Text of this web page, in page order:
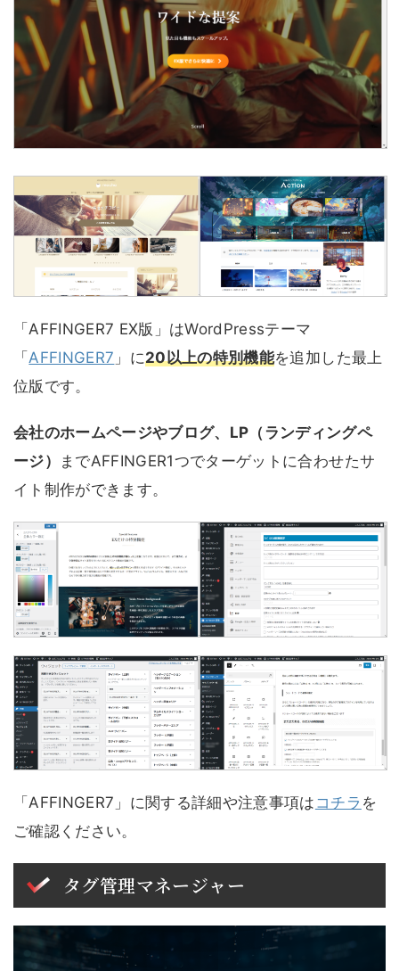
「AFFINGER7 EX版」はWordPressテーマ
「AFFINGER7 」に20以上の特別機能を追加した最上
位版です。
会社のホームページやブログ、LP（ランディングペ
ージ）
までAFFINGER1つでターゲットに合わせたサ
イト制作ができます。
「AFFINGER7」に関する詳細や注意事項は コチラ を
ご確認ください。
タグ管理マネージャー